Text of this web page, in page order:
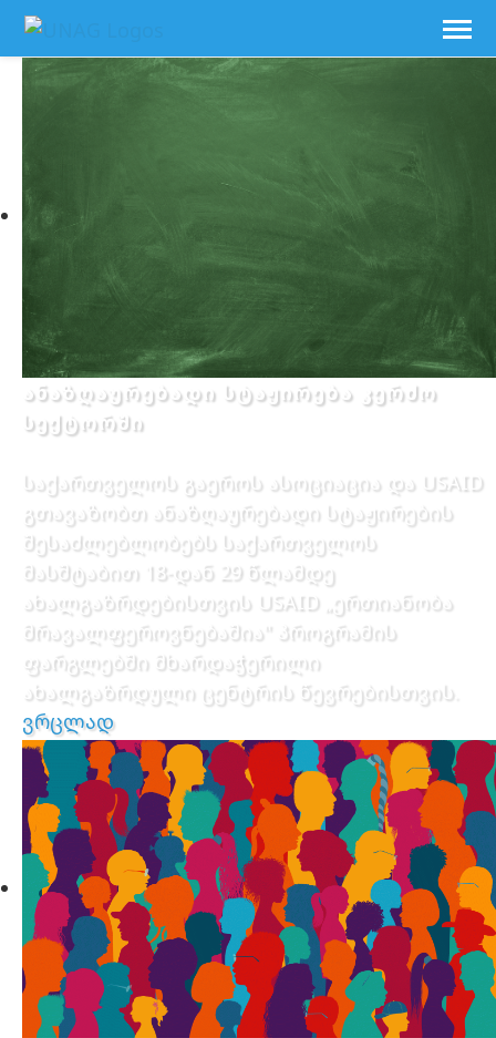
ანაზღაურებადი სტაჟირება კერძო
სექტორში
საქართველოს გაეროს ასოციაცია და USAID
გთავაზობთ ანაზღაურებადი სტაჟირების
შესაძლებლობებს საქართველოს
მასშტაბით 18-დან 29 წლამდე
ახალგაზრდებისთვის USAID „ერთიანობა
მრავალფეროვნებაშია" პროგრამის
ფარგლებში მხარდაჭერილი
ახალგაზრდული ცენტრის წევრებისთვის.
ვრცლად